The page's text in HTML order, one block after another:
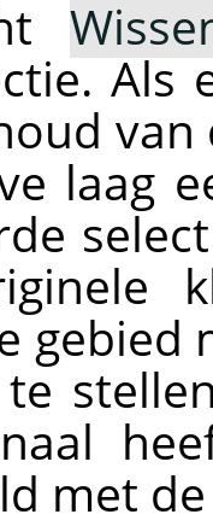
Als
van
laag
gebied
met